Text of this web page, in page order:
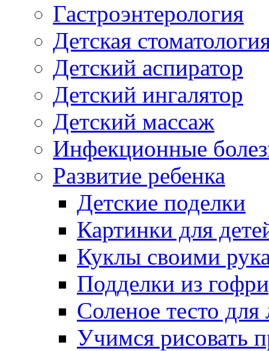
Гастроэнтерология
Детская
Детский аспиратор
Детский ингалятор
Детский массаж
Инфекционные
Развитие ребенка
Детские поделки
Картинки для
Куклы своими
Подделки из
Соленое тесто для
Учимся рисовать